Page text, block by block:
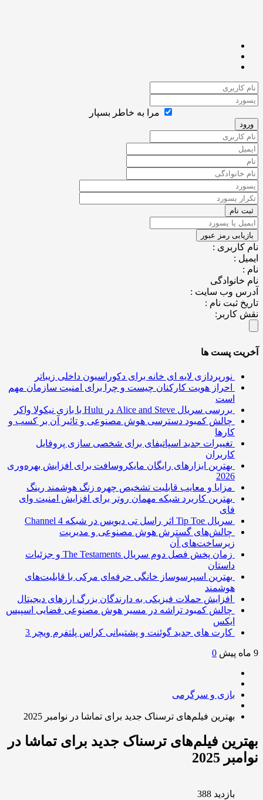
مرا به خاطر بسپار
:
:
وب سایت :
ثبت نام :
کاربر:
پست ها
نورپردازی لایه ای خانه برای دکوراسیون داخلی زیباتر
احراز هویت کارکنان چیست و چرا برای امنیت سازمان مهم
بررسی سریال Alice and Steve در Hulu با بازی نیکولا واکر
چالش کمبود دسترسی هوش مصنوعی و تاثیر آن بر کسب و
کارها
تغییرات جدید اسپاتیفای برای شخصی سازی پروفایل
کاربران
بهترین ابزارهای رایگان مایکروسافت برای افزایش بهره‌وری
مزایا و معایب قابلیت تشخیص چهره زنگ هوشمند رینگ
بهترین کاربرد شبکه مهمان روتر برای افزایش امنیت وای
سریال Tip Toe اثر راسل تی دیویس در شبکه Channel 4
چالش‌های گسترش هوش مصنوعی و مدیریت
زیرساخت‌های آن
زمان پخش فصل دوم سریال The Testaments و جزئیات
داستان
بهترین اسپرسوساز خانگی حرفه‌ای مرکی با قابلیت‌های
هوشمند
افزایش حملات فیزیکی به دارندگان بزرگ ارزهای دیجیتال
چالش کمبود تراشه در مسیر هوش مصنوعی فضایی اسپیس
کارت های جدید گوئنت و پشتیبانی کراس پلتفرم ویچر 3
0
بازی و سرگرمی
بهترین فیلم‌های ترسناک جدید برای تماشا در نوامبر 2025
فیلم‌های ترسناک جدید برای تماشا در
2025
بازدید 388